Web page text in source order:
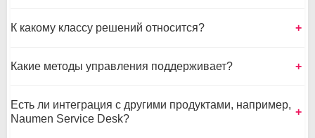
К какому классу решений относится?
Какие методы управления поддерживает?
Есть ли интеграция с другими продуктами, например,
Naumen Service Desk?